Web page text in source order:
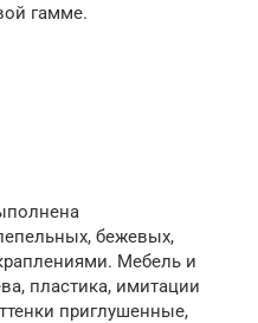
гамме.
бежевых,
Мебель и
пластика, имитации
приглушенные,